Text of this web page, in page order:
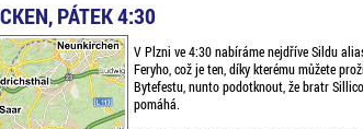
PÁTEK 4:30
V Plzni ve 4:30 nabíráme nejdříve Sildu
Feryho, což je ten, díky kterému můžete
Bytefestu, nunto podotknout, že bratr
pomáhá.